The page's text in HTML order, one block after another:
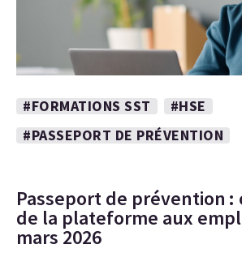
#FORMATIONS SST
#HSE
#PASSEPORT DE PRÉVENTION
Passeport de prévention
de la plateforme aux
mars 2026